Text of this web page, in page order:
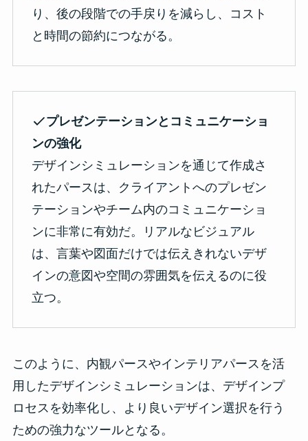
り、後の段階での手戻りを減らし、コスト
と時間の節約につながる。
プレゼンテーションとコミュニケーショ
ンの強化
デザインシミュレーションを通じて作成さ
れたパースは、クライアントへのプレゼン
テーションやチーム内のコミュニケーショ
ンに非常に有効だ。リアルなビジュアル
は、言葉や図面だけでは伝えきれないデザ
インの意図や空間の雰囲気を伝えるのに役
立つ。
このように、内観パースやインテリアパースを活
用したデザインシミュレーションは、デザインプ
ロセスを効率化し、より良いデザイン選択を行う
ための強力なツールとなる。